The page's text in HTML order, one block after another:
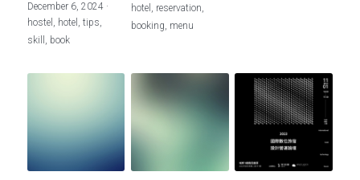
December 6, 2024 ·
hostel, hotel, tips,
skill, book
hotel, reservation,
booking, menu